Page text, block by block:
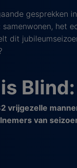
gesprekken
het
dit
vrijgezelle
van